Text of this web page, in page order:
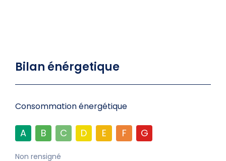
Bilan énérgetique
Consommation énergétique
A B C D E F G
Non rensigné